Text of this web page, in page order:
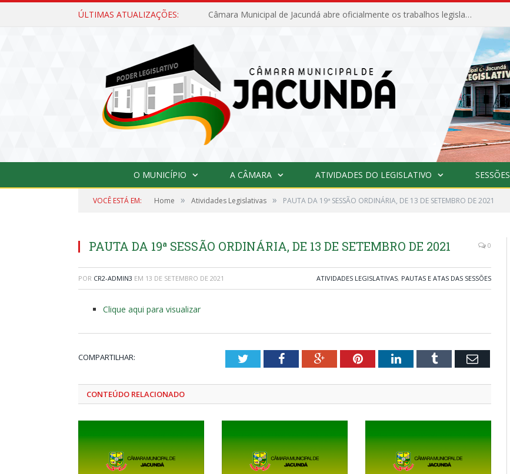
ÚLTIMAS ATUALIZAÇÕES: Câmara Municipal de Jacundá abre oficialmente os trabalhos legislativos de 2026
O MUNICÍPIO A CÂMARA ATIVIDADES DO LEGISLATIVO SESSÕES
VOCÊ ESTÁ EM: Home » Atividades Legislativas » PAUTA DA 19ª SESSÃO ORDINÁRIA, DE 13 DE SETEMBRO DE 2021
PAUTA DA 19ª SESSÃO ORDINÁRIA, DE 13 DE SETEMBRO DE 2021 0
POR CR2-ADMIN3 EM 13 DE SETEMBRO DE 2021 ATIVIDADES LEGISLATIVAS, PAUTAS E ATAS DAS SESSÕES
Clique aqui para visualizar
COMPARTILHAR: TwitterFacebookGoogle+PinterestLinkedInTumblr Email
CONTEÚDO RELACIONADO